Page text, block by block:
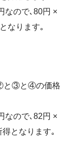
ので､80円 ×
なります｡
②と③と④の価格
ので､82円 ×
となります｡